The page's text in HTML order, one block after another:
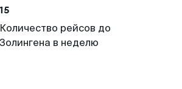
15
Количество рейсов до
Золингена в неделю